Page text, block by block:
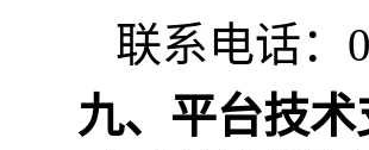
联系电话：
九、 平台技术